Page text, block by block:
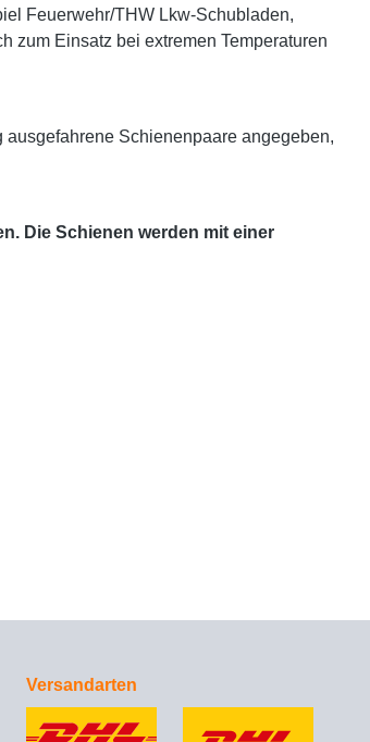
Feuerwehr/THW Lkw-Schubladen,
zum Einsatz bei extremen Temperaturen
Schienenpaare angegeben,
Die Schienen werden mit einer
Versandarten